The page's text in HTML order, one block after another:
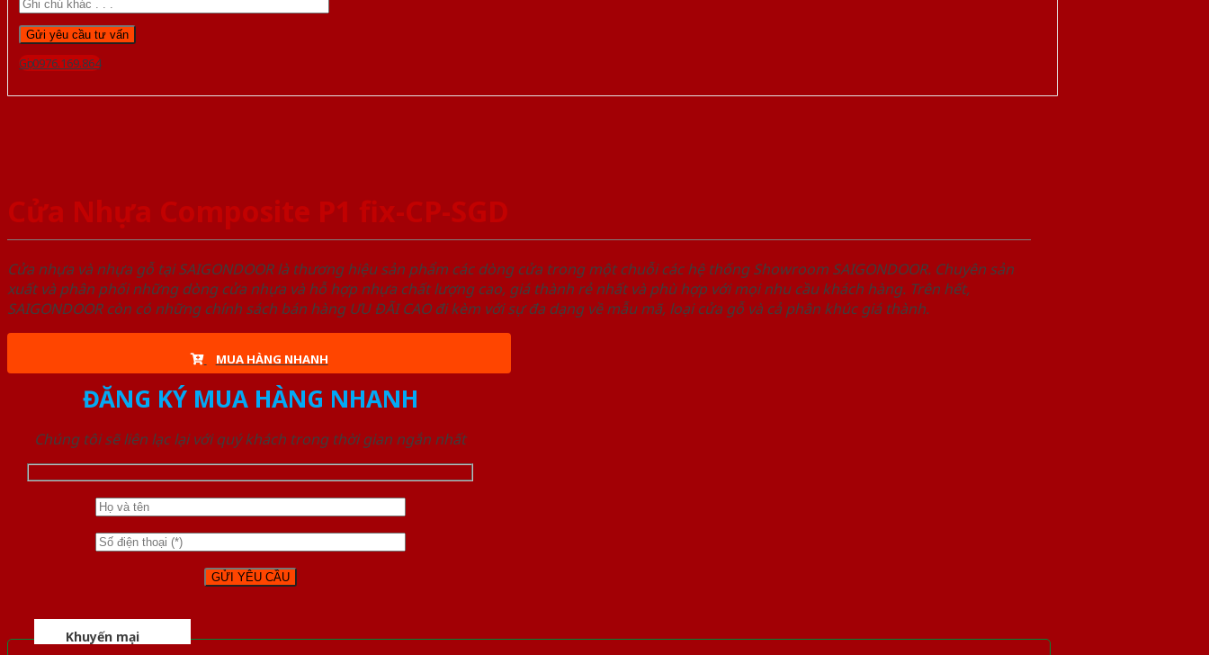
Gọi 0976.169.864
Cửa Nhựa Composite P1 fix-CP-SGD
Cửa nhựa và nhựa gỗ tại SAIGONDOOR là thương hiệu sản phẩm các dòng cửa trong một chuỗi các hệ thống Showroom SAIGONDOOR. Chuyên sản
xuất và phân phối những dòng cửa nhựa và hỗ hợp nhựa chất lượng cao, giá thành rẻ nhất và phù hợp với mọi nhu cầu khách hàng. Trên hết,
SAIGONDOOR còn có những chính sách bán hàng ƯU ĐÃI CAO đi kèm với sự đa dạng về mẫu mã, loại cửa gỗ và cả phân khúc giá thành.
MUA HÀNG NHANH
ĐĂNG KÝ MUA HÀNG NHANH
Chúng tôi sẽ liên lạc lại với quý khách trong thời gian ngắn nhất
Khuyến mại